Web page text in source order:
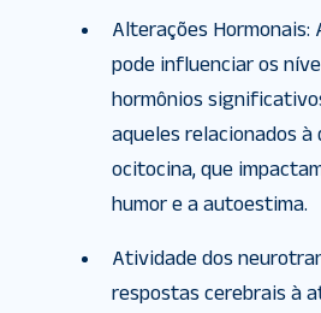
Alterações Hormonais:
pode influenciar os
hormônios
aqueles relacionados à
ocitocina, que
humor e a autoestima.
Atividade dos
respostas cerebrais à